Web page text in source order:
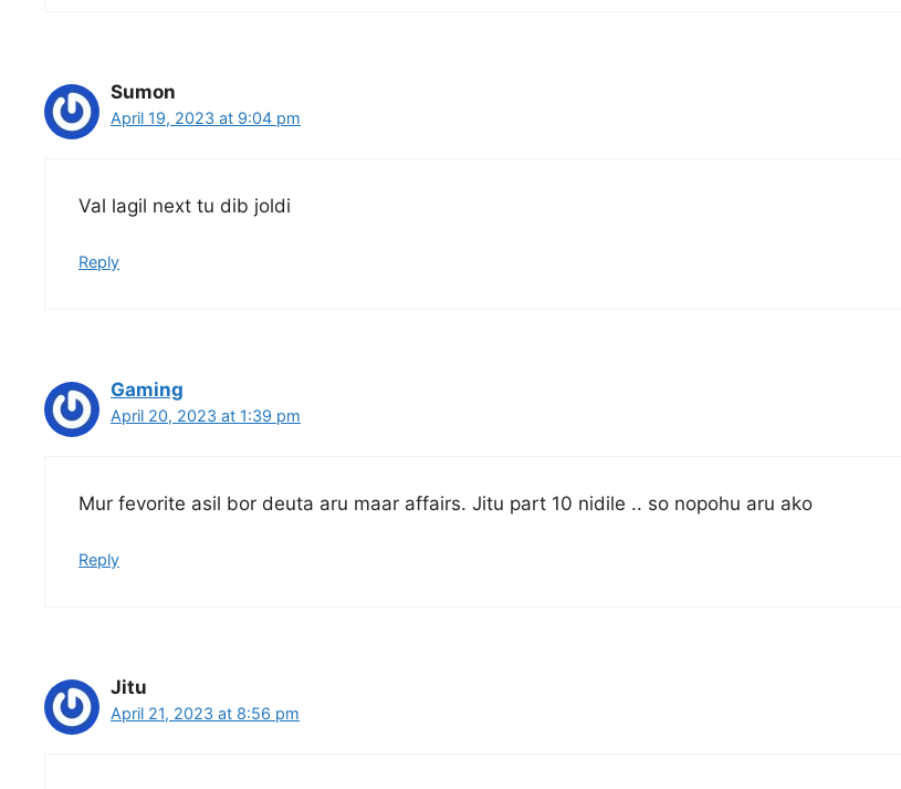
Sumon
April 19, 2023 at 9:04 pm
Val lagil next tu dib joldi
Reply
Gaming
April 20, 2023 at 1:39 pm
Mur fevorite asil bor deuta aru maar affairs. Jitu part 10 nidile .. so nopohu aru ako
Reply
Jitu
April 21, 2023 at 8:56 pm